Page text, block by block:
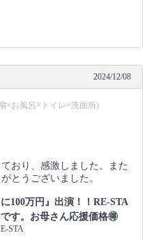
2024/12/08
×お風呂×トイレ×洗面所)
おり、感激しました。また
とうございました。
に100万円』出演！！RE-STA
す。お母さん応援価格🉐
STA